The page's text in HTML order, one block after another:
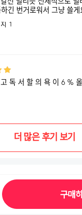
선 밀리듯 전체적으로 밀
긴 번거로워서 그냥 쓸게
독 서 할 의 욕 이 6 %
더 많은 후기 보기
본 상품
구매